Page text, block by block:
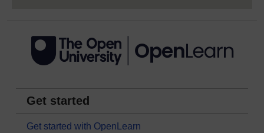
Get started
Get started with OpenLearn